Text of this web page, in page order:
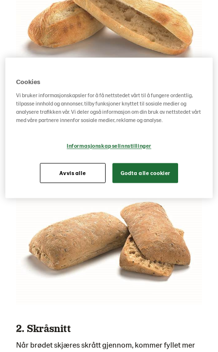
1. Skjær brødet 3/4 gjennom
Perfekt når sandwichen skal spises “på farten” eller i bil.
2. Skråsnitt
Når brødet skjæres skrått gjennom, kommer fyllet mer
Cookies
Vi bruker informasjonskapsler for å få nettstedet vårt til å fungere ordentlig,
tilpasse innhold og annonser, tilby funksjoner knyttet til sosiale medier og
analysere trafikken vår. Vi deler også informasjon om din bruk av nettstedet vårt
med våre partnere innenfor sosiale medier, reklame og analyse.
Informasjonskapselinnstillinger
Avvis alle Godta alle cookier